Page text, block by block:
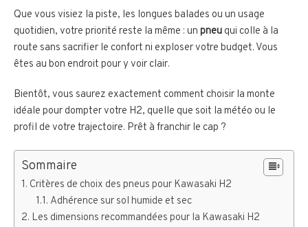
Que vous visiez la piste, les longues balades ou un usage
quotidien, votre priorité reste la même : un pneu qui colle à la
route sans sacrifier le confort ni exploser votre budget. Vous
êtes au bon endroit pour y voir clair.
Bientôt, vous saurez exactement comment choisir la monte
idéale pour dompter votre H2, quelle que soit la météo ou le
profil de votre trajectoire. Prêt à franchir le cap ?
Sommaire
Critères de choix des pneus pour Kawasaki H2
Adhérence sur sol humide et sec
Les dimensions recommandées pour la Kawasaki H2